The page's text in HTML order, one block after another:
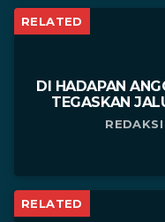
RELATED
DI HADAPAN
TEGASKAN
RELATED